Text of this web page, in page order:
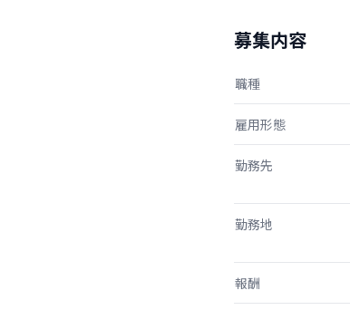
募集内容
職種
雇用形態
勤務先
勤務地
報酬